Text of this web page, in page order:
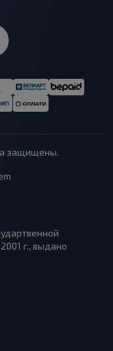
защищены.
г., выдано